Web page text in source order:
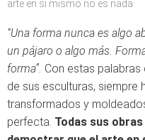
arte en si mismo no es nada
“Una forma nunca es algo
un pájaro o algo más.
forma”. Con estas
de sus esculturas,
transformados y
perfecta. Todas sus